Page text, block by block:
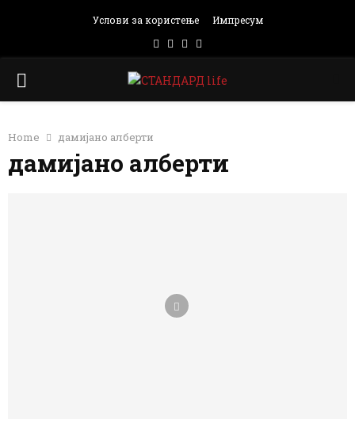
Услови за користење Импресум
Facebook
Instagram
Email
PRIMARY
Home дамијано алберти
дамијано алберти